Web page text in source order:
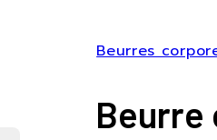
Beurres
Beurre